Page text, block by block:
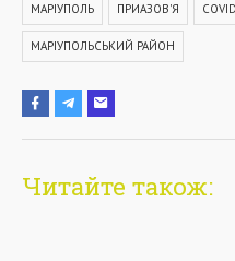
МАРІУПОЛЬ ПРИАЗОВ'Я
МАРІУПОЛЬСЬКИЙ РАЙОН
Читайте також: